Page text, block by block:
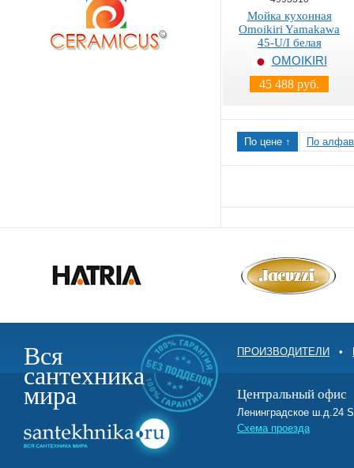
Мойка кухонная
Omoikiri Yamakawa
45-U/I белая
OMOIKIRI
45 488 руб.
По цене ↑ По
Вся
сантехника
мира
ПРОИЗВОДИТЕЛИ •
Центральный офис
Ленинградское ш.д.24
Схема проезда